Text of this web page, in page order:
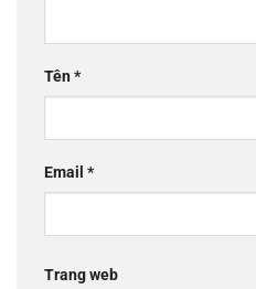
Tên*
Email *
Trang web